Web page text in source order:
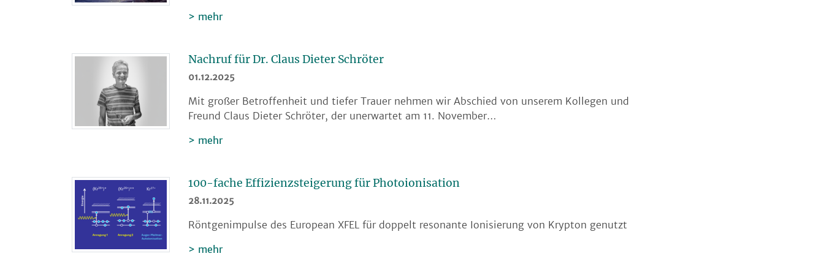
mehr
Nachruf für Dr. Claus Dieter Schröter
01.12.2025
Mit großer Betroffenheit und tiefer Trauer nehmen wir Abschied von unserem Kollegen und
Freund Claus Dieter Schröter, der unerwartet am 11. November…
mehr
100-fache Effizienzsteigerung für Photoionisation
28.11.2025
Röntgenimpulse des European XFEL für doppelt resonante Ionisierung von Krypton genutzt
mehr